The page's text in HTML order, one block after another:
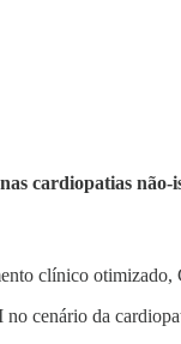
cardiopatias não-
clínico
cenário da